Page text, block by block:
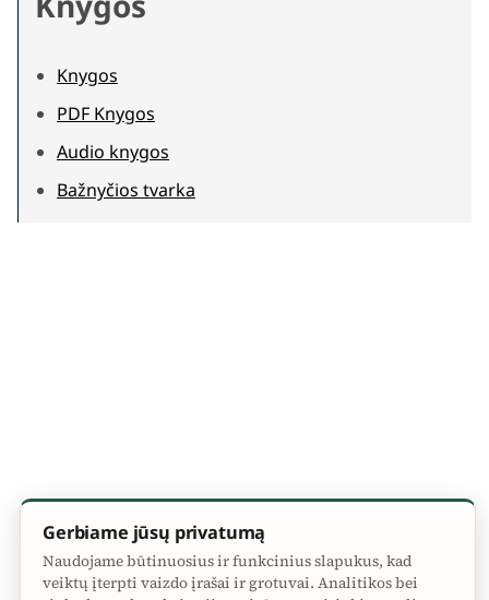
Knygos
PDF Knygos
Audio knygos
Bažnyčios tvarka
Gerbiame jūsų privatumą
Naudojame būtinuosius ir funkcinius slapukus, kad
veiktų įterpti vaizdo įrašai ir grotuvai. Analitikos bei